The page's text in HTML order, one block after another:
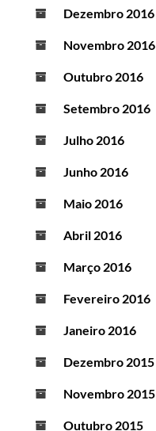
Dezembro 2016
Novembro 2016
Outubro 2016
Setembro 2016
Julho 2016
Junho 2016
Maio 2016
Abril 2016
Março 2016
Fevereiro 2016
Janeiro 2016
Dezembro 2015
Novembro 2015
Outubro 2015